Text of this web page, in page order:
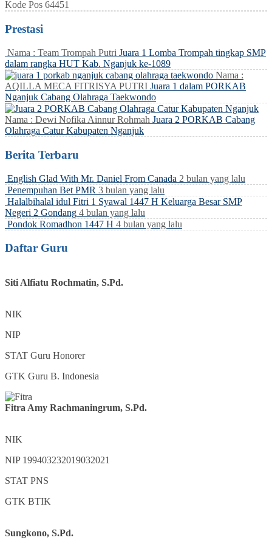
Kode Pos 64451
Prestasi
Nama : Team Trompah Putri Juara 1 Lomba Trompah tingkap SMP
dalam rangka HUT Kab. Nganjuk ke-1089
Nama :
AQILLA MECA FITRISYA PUTRI Juara 1 dalam PORKAB
Nganjuk Cabang Olahraga Taekwondo
Nama : Dewi Nofika Ainnur Rohmah Juara 2 PORKAB Cabang
Olahraga Catur Kabupaten Nganjuk
Berita Terbaru
English Glad With Mr. Daniel From Canada 2 bulan yang lalu
Penempuhan Bet PMR 3 bulan yang lalu
Halalbihalal idul Fitri 1 Syawal 1447 H Keluarga Besar SMP
Negeri 2 Gondang 4 bulan yang lalu
Pondok Romadhon 1447 H 4 bulan yang lalu
Daftar Guru
Siti Alfiatu Rochmatin, S.Pd.
NIK
NIP
STAT Guru Honorer
GTK Guru B. Indonesia
Fitra Amy Rachmaningrum, S.Pd.
NIK
NIP 199403232019032021
STAT PNS
GTK BTIK
Sungkono, S.Pd.